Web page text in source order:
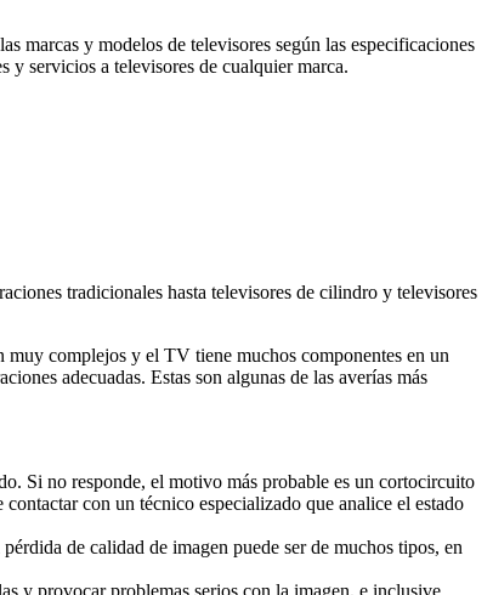
marcas y modelos de televisores según las especificaciones
y servicios a televisores de cualquier marca.
tradicionales hasta televisores de cilindro y televisores
muy complejos y el TV tiene muchos componentes en un
adecuadas. Estas son algunas de las averías más
Si no responde, el motivo más probable es un cortocircuito
con un técnico especializado que analice el estado
de calidad de imagen puede ser de muchos tipos, en